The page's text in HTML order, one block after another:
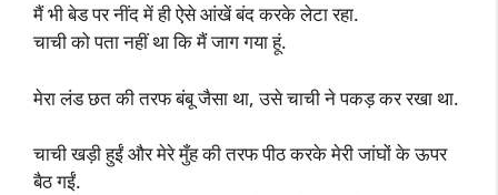
मैं भी बेड पर नींद में ही ऐसे आंखें बंद करके लेटा रहा.
चाची को पता नहीं था कि मैं जाग गया हूं.
मेरा लंड छत की तरफ बंबू जैसा था, उसे चाची ने पकड़ कर रखा था.
चाची खड़ी हुईं और मेरे मुँह की तरफ पीठ करके मेरी जांघों के ऊपर
बैठ गईं.